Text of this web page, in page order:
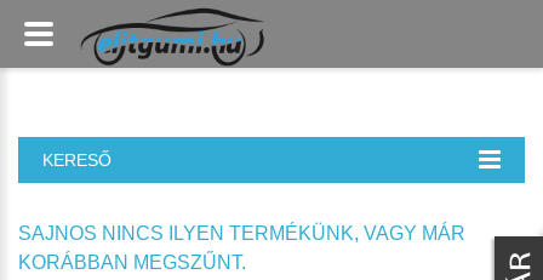
KERESŐ
SAJNOS NINCS ILYEN TERMÉKÜNK, VAGY MÁR
KORÁBBAN MEGSZŰNT.